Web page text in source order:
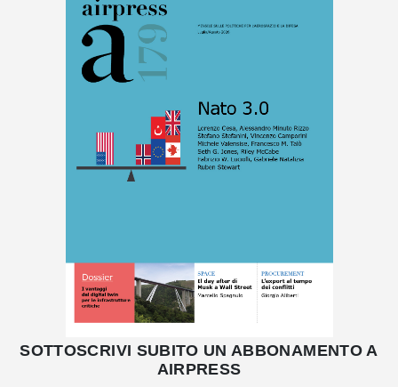
SOTTOSCRIVI SUBITO UN ABBONAMENTO A
AIRPRESS